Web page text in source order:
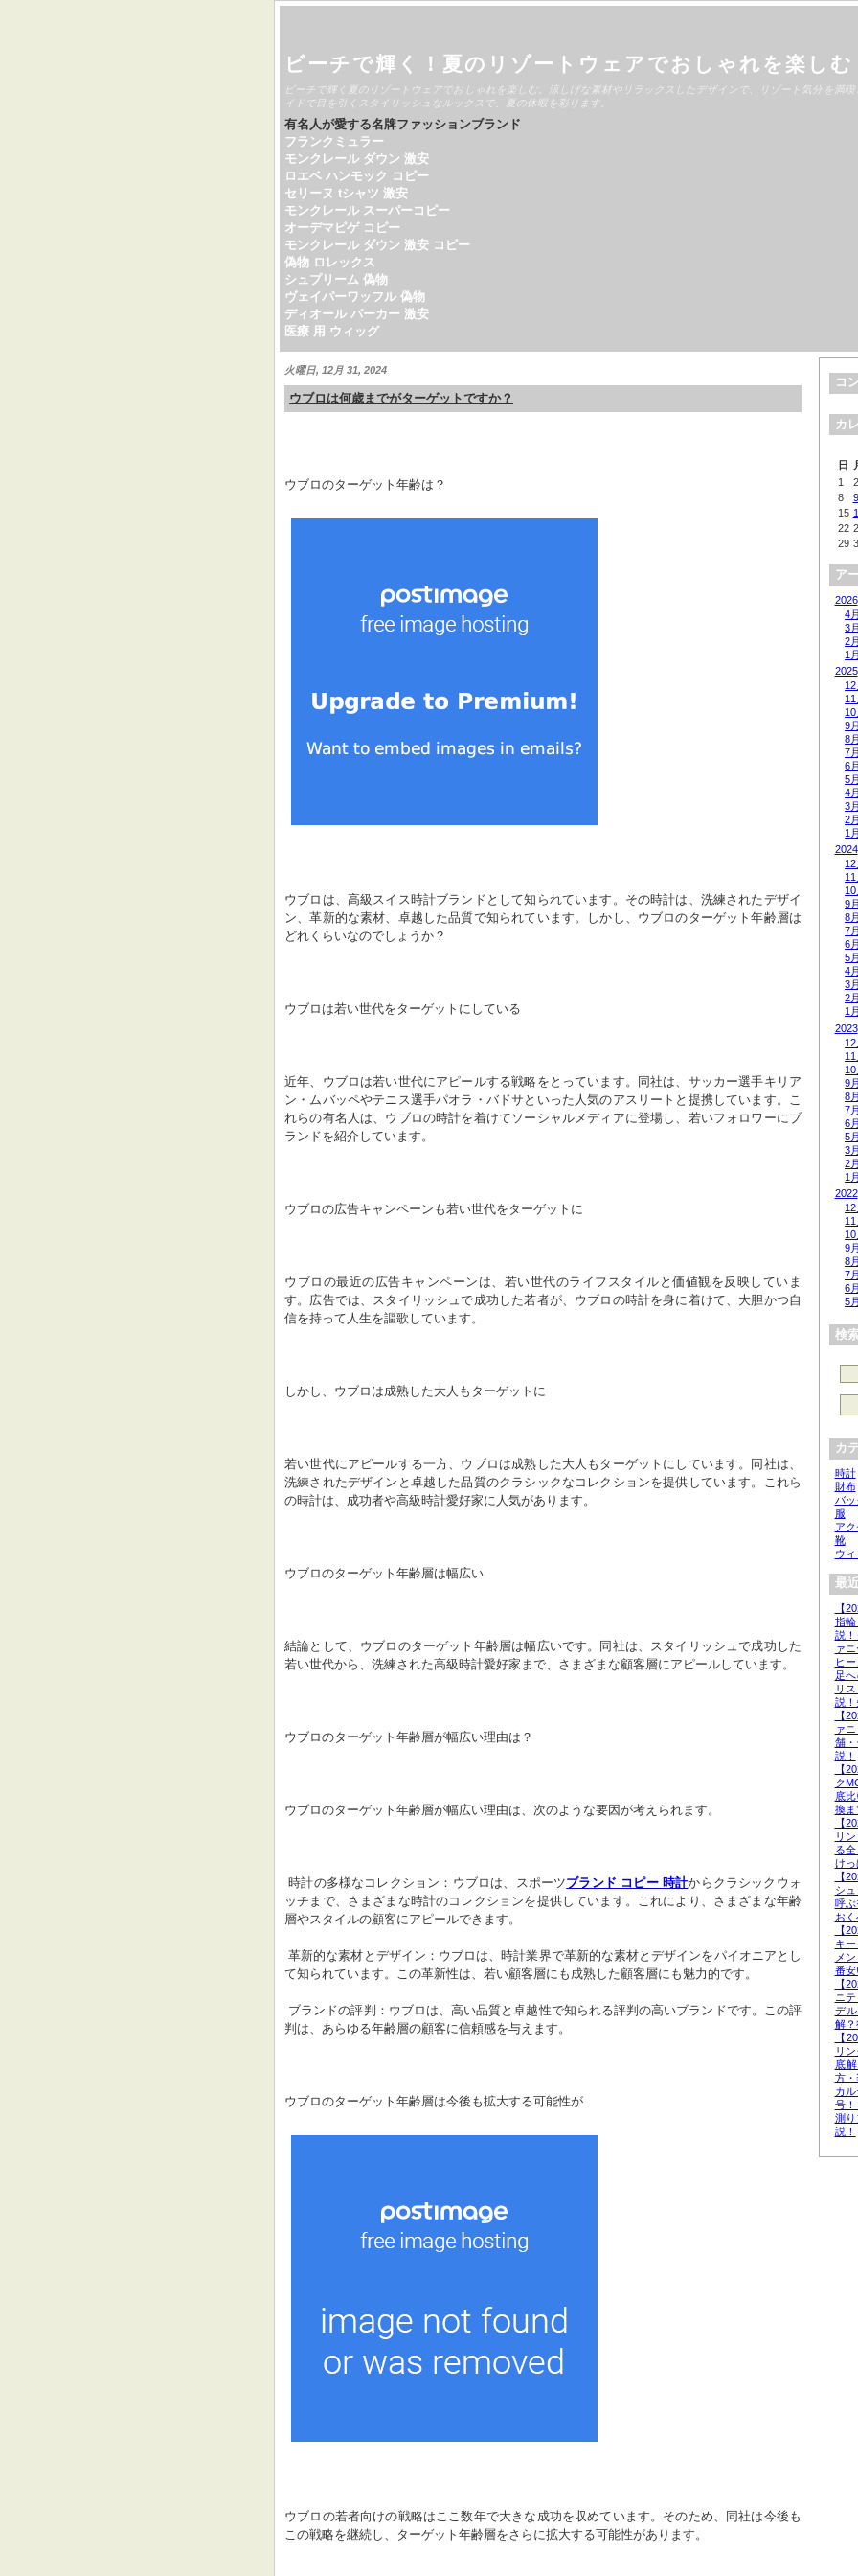
ビーチで輝く！夏のリゾートウェアでおしゃれを楽しむ
ビーチで輝く夏のリゾートウェアでおしゃれを楽しむ。涼しげな素材やリラックスしたデザインで、リゾート気分を満
イドで目を引くスタイリッシュなルックスで、夏の休暇を彩ります。
有名人が愛する名牌ファッションブランド
フランクミュラー
モンクレール ダウン 激安
ロエベ ハンモック コピー
セリーヌ tシャツ 激安
モンクレール スーパーコピー
オーデマピゲ コピー
モンクレール ダウン 激安 コピー
偽物 ロレックス
シュプリーム 偽物
ヴェイパーワッフル 偽物
ディオール パーカー 激安
医療 用 ウィッグ
火曜日, 12月 31, 2024
ウブロは何歳までがターゲットですか？
ウブロのターゲット年齢は？
ウブロは、高級スイス時計ブランドとして知られています。その時計は、洗練されたデザイ
ン、革新的な素材、卓越した品質で知られています。しかし、ウブロのターゲット年齢層は
どれくらいなのでしょうか？
ウブロは若い世代をターゲットにしている
近年、ウブロは若い世代にアピールする戦略をとっています。同社は、サッカー選手キリア
ン・ムバッペやテニス選手パオラ・バドサといった人気のアスリートと提携しています。こ
れらの有名人は、ウブロの時計を着けてソーシャルメディアに登場し、若いフォロワーにブ
ランドを紹介しています。
ウブロの広告キャンペーンも若い世代をターゲットに
ウブロの最近の広告キャンペーンは、若い世代のライフスタイルと価値観を反映していま
す。広告では、スタイリッシュで成功した若者が、ウブロの時計を身に着けて、大胆かつ自
信を持って人生を謳歌しています。
しかし、ウブロは成熟した大人もターゲットに
若い世代にアピールする一方、ウブロは成熟した大人もターゲットにしています。同社は、
洗練されたデザインと卓越した品質のクラシックなコレクションを提供しています。これら
の時計は、成功者や高級時計愛好家に人気があります。
ウブロのターゲット年齢層は幅広い
結論として、ウブロのターゲット年齢層は幅広いです。同社は、スタイリッシュで成功した
若い世代から、洗練された高級時計愛好家まで、さまざまな顧客層にアピールしています。
ウブロのターゲット年齢層が幅広い理由は？
ウブロのターゲット年齢層が幅広い理由は、次のような要因が考えられます。
時計の多様なコレクション：ウブロは、スポーツブランド コピー 時計からクラシックウォ
ッチまで、さまざまな時計のコレクションを提供しています。これにより、さまざまな年齢
層やスタイルの顧客にアピールできます。
革新的な素材とデザイン：ウブロは、時計業界で革新的な素材とデザインをパイオニアとし
て知られています。この革新性は、若い顧客層にも成熟した顧客層にも魅力的です。
判は、あらゆる年齢層の顧客に信頼感を与えます。
ウブロのターゲット年齢層は今後も拡大する可能性が
ウブロの若者向けの戦略はここ数年で大きな成功を収めています。そのため、同社は今後も
この戦略を継続し、ターゲット年齢層をさらに拡大する可能性があります。
コ
カ
日
1
2
8
9
15
22
29
ア
2026
4月
3月
2月
1月
2025
12
11
10
9月
8月
7月
6月
5月
4月
3月
2月
1月
2024
12
11
10
9月
8月
7月
6月
5月
4月
3月
2月
1月
2023
12
11
10
9月
8月
7月
6月
5月
3月
2月
1月
2022
12
11
10
9月
8月
7月
6月
5月
検
カ
時計
財布
バッ
服
ア
靴
ウ
最
【
指
説
ァ
ヒ
足
リ
説！
【
ァ
舗
説！
【
ク
底
換ま
【
リ
る
けっ
【
シ
呼
お
【
キ
メ
番安
【
ニ
デ
解？
【
リ
底
方・
カ
号
測
説！